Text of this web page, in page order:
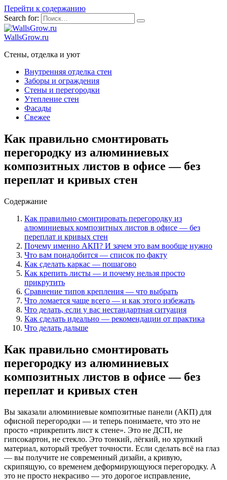
Перейти к содержанию
Search for:
WallsGrow.ru
Стены, отделка и уют
Внутренняя отделка стен
Заборы и ограждения
Стены и перегородки
Утепление стен
Фасады
Свежее
Как правильно смонтировать
перегородку из алюминиевых
композитных листов в офисе — без
переплат и кривых стен
Содержание
Как правильно смонтировать перегородку из
алюминиевых композитных листов в офисе — без
переплат и кривых стен
Почему именно АКП? И зачем это вам вообще нужно
Что вам понадобится — список по факту
Как сделать каркас — пошагово
Как крепить листы — и почему нельзя просто
прикрутить
Сравнение типов крепления — что выбрать
Что ломается чаще всего — и как этого избежать
Что делать, если у вас нестандартная ситуация
Как сделать идеально — рекомендации от практика
Что делать дальше
Как правильно смонтировать
перегородку из алюминиевых
композитных листов в офисе — без
переплат и кривых стен
Вы заказали алюминиевые композитные панели (АКП) для
офисной перегородки — и теперь понимаете, что это не
просто «прикрепить лист к стене». Это не ДСП, не
гипсокартон, не стекло. Это тонкий, лёгкий, но хрупкий
материал, который требует точности. Если сделать всё на глаз
— вы получите не современный дизайн, а кривую,
скрипящую, со временем деформирующуюся перегородку. А
это не просто некрасиво — это дорогое исправление,